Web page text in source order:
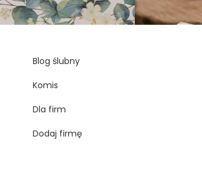
Blog ślubny
Komis
Dla firm
Dodaj firmę